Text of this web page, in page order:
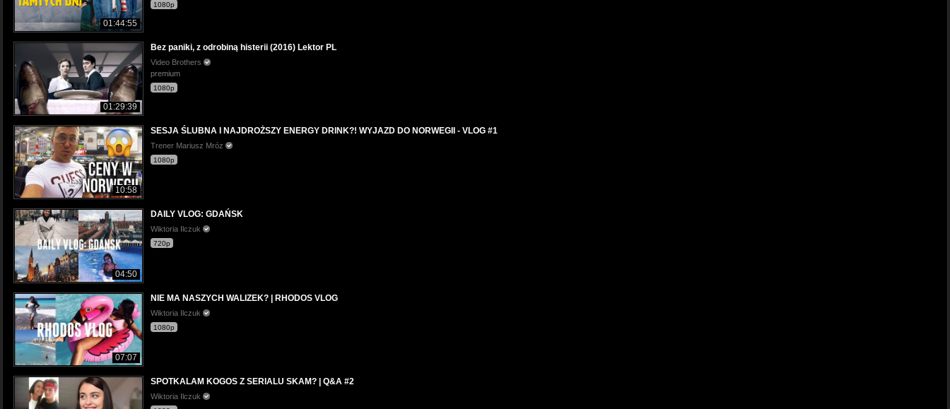
01:44:55
1080p
01:29:39
Bez paniki, z odrobiną histerii (2016) Lektor PL
Video Brothers
premium
1080p
10:58
SESJA ŚLUBNA I NAJDROŻSZY ENERGY DRINK?! WYJAZD DO NORWEGII - VLOG #1
Trener Mariusz Mróz
1080p
04:50
DAILY VLOG: GDAŃSK
Wiktoria Ilczuk
720p
07:07
NIE MA NASZYCH WALIZEK? | RHODOS VLOG
Wiktoria Ilczuk
1080p
SPOTKALAM KOGOS Z SERIALU SKAM? | Q&A #2
Wiktoria Ilczuk